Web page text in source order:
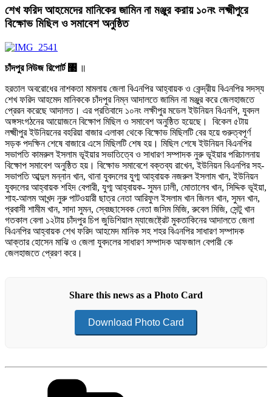
শেখ ফরিদ আহমেদের মানিকের জামিন না মঞ্জুর করায় ১০নং লক্ষ্মীপুরে
বিক্ষোভ মিছিল ও সমাবেশ অনুষ্ঠিত
চাঁদপুর নিউজ রিপোর্ট ঳ ॥
হরতাল অবরোধের নাশকতা মামলায় জেলা বিএনপির আহ্বায়ক ও কেন্দ্রীয় বিএনপির সদস্য
শেখ ফরিদ আহমেদ মানিককে চাঁদপুর নিম্ন আদালতে জামিন না মঞ্জুর করে জেলহাজতে
প্রেরন করেছে আদালত। এর প্রতিবাদে ১০নং লক্ষীপুর মডেল ইউনিয়ন বিএনপি, যুবদল
অঙ্গসংগঠনের আয়োজনে বিক্ষোপ মিছিল ও সমাবেশ অনুষ্ঠিত হয়েছে। বিকেল ৫টায়
লক্ষ্মীপুর ইউনিয়নের বহরিয়া বাজার এলাকা থেকে বিক্ষোভ মিছিলটি বের হয়ে গুরুত্বপূর্ণ
সড়ক পদক্ষিন শেষে বাজারে এসে মিছিলটি শেষ হয়। মিছিল শেষে ইউনিয়ন বিএনপির
সভাপতি কামরুল ইসলাম ভূইয়ার সভাতিত্বে ও সাধারণ সম্পাদক নুরু ভূইয়ার পরিচালনায়
বিক্ষোপ সমাবেশ অনুষ্ঠিত হয়। বিক্ষোভ সমাবেশে বক্তব্য রাখেন, ইউনিয়ন বিএনপির সহ-
সভাপতি আব্দুল মন্নান খান, থানা যুবদলের যুগ্ম আহ্বায়ক নজরুল ইসলাম খান, ইউনিয়ন
যুবদলের আহ্বায়ক শহিদ বেপারী, যুগ্ম আহ্বায়ক- সুমন ঢালী, মোতালেব খান, সিদ্দিক ভূইয়া,
শাহ-আলম আখন্দ নুরু পাটওয়ারী ছাত্র নেতা আরিফুল ইসলাম খান জিলন খান, সুমন খান,
প্রবাসী শামীম খান, সাদা সুমন, স্বেচ্ছাসেবক নেতা জসিম মিজি, রুবেল মিজি, সেন্টু খান
গতকাল বেলা ১২টায় চাঁদপুর চিপ জুডিশিয়াল ম্যাজেষ্ট্রেট মুকতাকিনের আদালতে জেলা
বিএনপির আহ্বায়ক শেখ ফরিদ আহমেদ মানিক সহ শহর বিএনপির সাধারণ সম্পাদক
আক্তার হোসেন মাঝি ও জেলা যুবদলের সাধারণ সম্পাদক আফজাল বেপারী কে
জেলহাজতে প্রেরণ করে।
Share this news as a Photo Card
Download Photo Card